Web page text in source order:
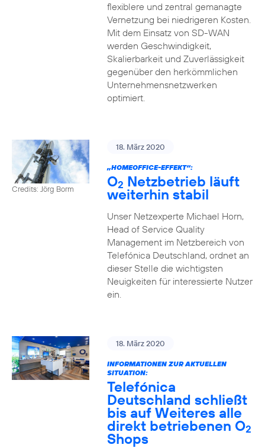
flexiblere und zentral gemanagte
Vernetzung bei niedrigeren Kosten.
Mit dem Einsatz von SD-WAN
werden Geschwindigkeit,
Skalierbarkeit und Zuverlässigkeit
gegenüber den herkömmlichen
Unternehmensnetzwerken
optimiert.
Credits: Jörg Borm
18. März 2020
„HOMEOFFICE-EFFEKT“:
O2 Netzbetrieb läuft
weiterhin stabil
Unser Netzexperte Michael Horn,
Head of Service Quality
Management im Netzbereich von
Telefónica Deutschland, ordnet an
dieser Stelle die wichtigsten
Neuigkeiten für interessierte Nutzer
ein.
18. März 2020
INFORMATIONEN ZUR AKTUELLEN
SITUATION:
Telefónica
Deutschland schließt
bis auf Weiteres alle
direkt betriebenen O2
Shops